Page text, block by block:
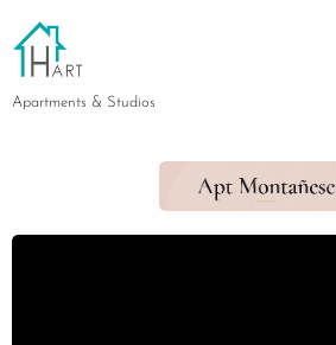
Apartments & Studios